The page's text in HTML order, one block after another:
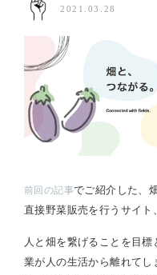
2021.03.28
前回の記事でご紹介した、
直接野菜販売を行うサイト
人と畑を繋げることを目
業が人の生活から離れて